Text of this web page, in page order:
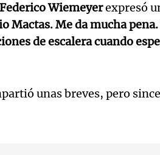
Federico Wiemeyerexpresó
Mactas. Me da mucha pena.
de escalera cuando
unas breves, pero